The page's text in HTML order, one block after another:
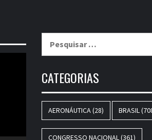
CATEGORIAS
AERONÁUTICA(28) BRASIL
CONGRESSO NACIONAL(361)